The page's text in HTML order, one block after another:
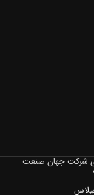
شرکت جهان صنعت